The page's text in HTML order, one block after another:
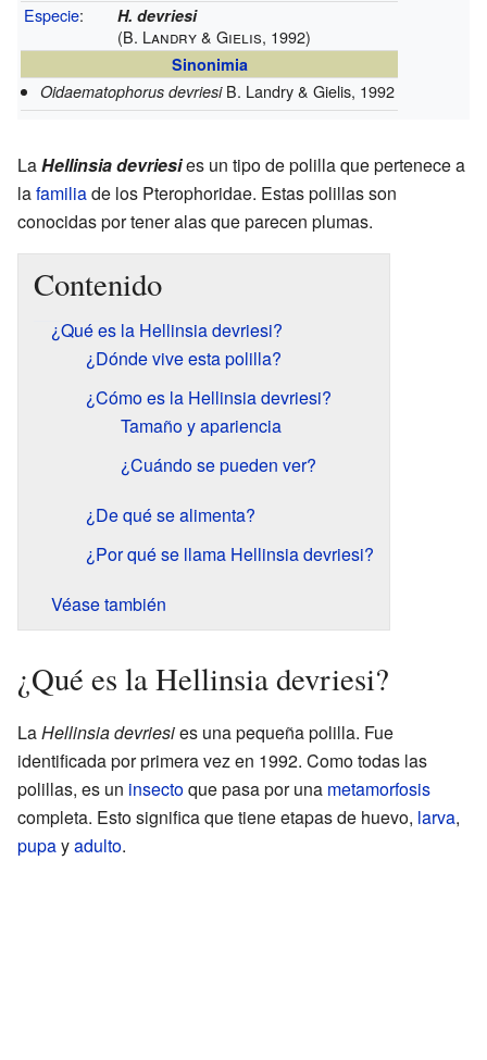
Especie: H. devriesi
(B. Landry & Gielis, 1992)
Sinonimia
Oidaematophorus devriesi B. Landry & Gielis, 1992
LaHellinsia devriesies un tipo de polilla que pertenece a
lafamiliade los Pterophoridae. Estas polillas son
conocidas por tener alas que parecen plumas.
Contenido
¿Qué es la Hellinsia devriesi?
¿Dónde vive esta polilla?
¿Cómo es la Hellinsia devriesi?
Tamaño y apariencia
¿Cuándo se pueden ver?
¿De qué se alimenta?
¿Por qué se llama Hellinsia devriesi?
Véase también
¿Qué es la Hellinsia devriesi?
LaHellinsia devriesies una pequeña polilla. Fue
identificada por primera vez en 1992. Como todas las
polillas, es un insectoque pasa por una metamorfosis
completa. Esto significa que tiene etapas de huevo, larva,
pupayadulto.